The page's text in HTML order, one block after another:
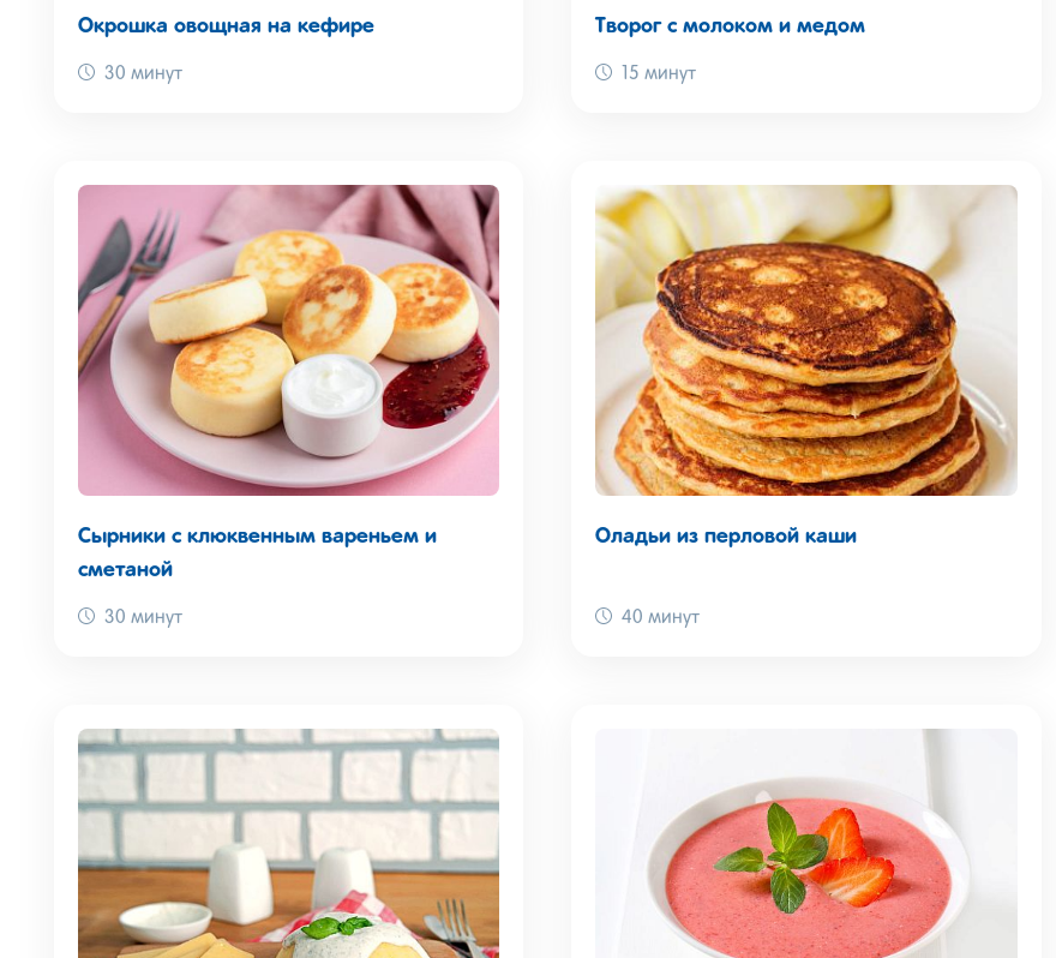
Окрошка овощная на кефире
30 минут
Творог с молоком и медом
15 минут
Сырники с клюквенным вареньем и
сметаной
30 минут
Оладьи из перловой каши
40 минут